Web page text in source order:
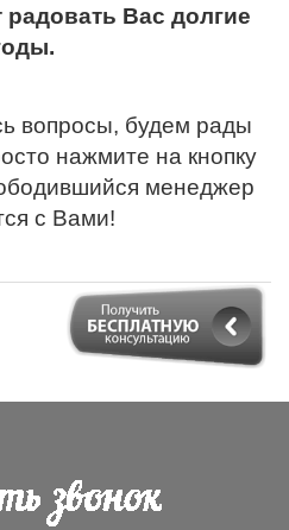
радовать Вас долгие
вопросы, будем рады
нажмите на кнопку
менеджер
с Вами!